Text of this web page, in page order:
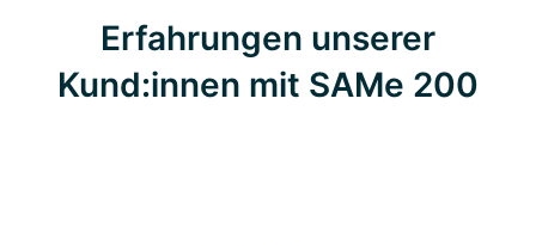
Erfahrungen unserer
Kund:innen mit SAMe 200